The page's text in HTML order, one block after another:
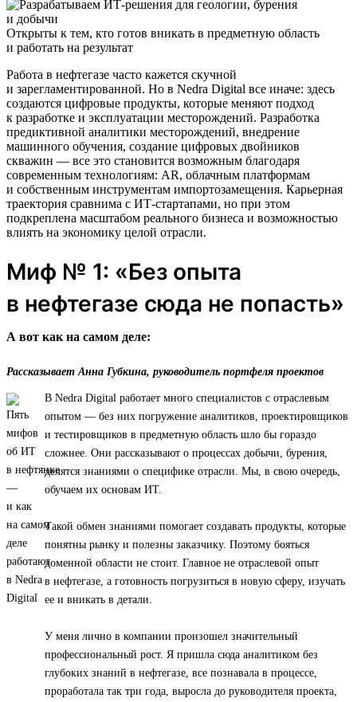
Открыты к тем, кто готов вникать в предметную область
и работать на результат
Работа в нефтегазе часто кажется скучной
и зарегламентированной. Но в Nedra Digital все иначе: здесь
создаются цифровые продукты, которые меняют подход
к разработке и эксплуатации месторождений. Разработка
предиктивной аналитики месторождений, внедрение
машинного обучения, создание цифровых двойников
скважин — все это становится возможным благодаря
современным технологиям: AR, облачным платформам
и собственным инструментам импортозамещения. Карьерная
траектория сравнима с ИТ-стартапами, но при этом
подкреплена масштабом реального бизнеса и возможностью
влиять на экономику целой отрасли.
Миф № 1: «Без опыта
в нефтегазе сюда не попасть»
А вот как на самом деле:
Рассказывает Анна Губкина, руководитель портфеля проектов
В Nedra Digital работает много специалистов с отраслевым
опытом — без них погружение аналитиков, проектировщиков
и тестировщиков в предметную область шло бы гораздо
сложнее. Они рассказывают о процессах добычи, бурения,
делятся знаниями о специфике отрасли. Мы, в свою очередь,
обучаем их основам ИТ.
Такой обмен знаниями помогает создавать продукты, которые
понятны рынку и полезны заказчику. Поэтому бояться
доменной области не стоит. Главное не отраслевой опыт
в нефтегазе, а готовность погрузиться в новую сферу, изучать
ее и вникать в детали.
У меня лично в компании произошел значительный
профессиональный рост. Я пришла сюда аналитиком без
глубоких знаний в нефтегазе, все познавала в процессе,
проработала так три года, выросла до руководителя проекта,